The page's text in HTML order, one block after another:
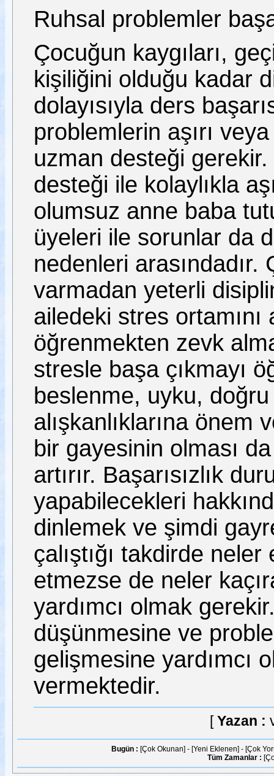
Ruhsal problemler
Çocuğun kaygıları,
kişiliğini olduğu kadar
dolayısıyla ders
problemlerin aşırı
uzman desteği
desteği ile kolaylıkla
olumsuz anne baba
üyeleri ile sorunlar da
nedenleri
varmadan yeterli
ailedeki stres
öğrenmekten zevk
stresle başa çıkmayı
beslenme, uyku,
alışkanlıklarına
bir gayesinin olması
artırır. Başarısızlık
yapabilecekleri
dinlemek ve şimdi
çalıştığı takdirde
etmezse de neler
yardımcı olmak
düşünmesine ve
gelişmesine yardımcı
vermektedir.
[Yazan :
Bugün : [Çok Okunan] - [Yeni Eklenen] - [Çok
Tüm Zamanlar :